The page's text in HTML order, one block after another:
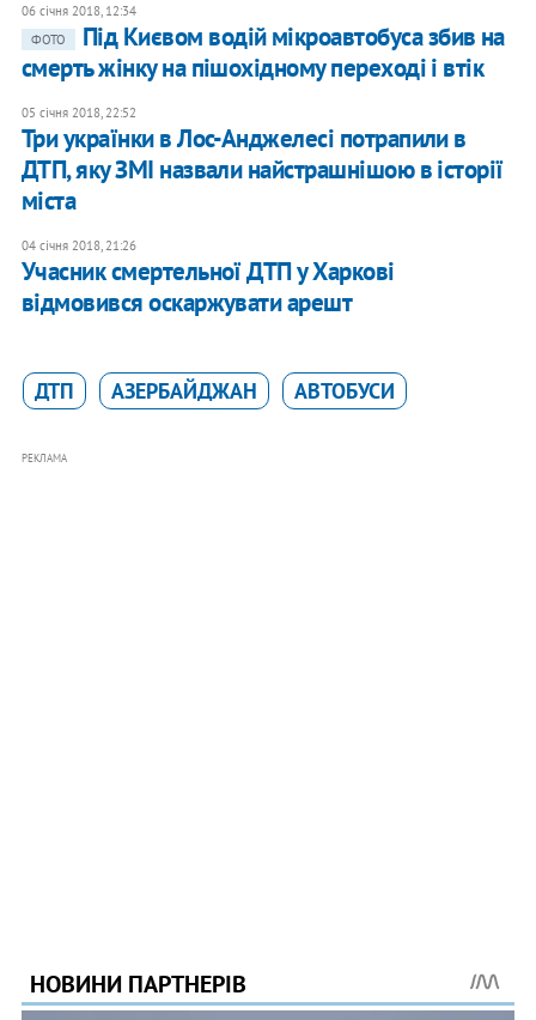
06 січня 2018, 12:34
ФОТО
Під Києвом водій мікроавтобуса збив на
смерть жінку на пішохідному переході і втік
05 січня 2018, 22:52
Три українки в Лос-Анджелесі потрапили в
ДТП, яку ЗМІ назвали найстрашнішою в історії
міста
04 січня 2018, 21:26
Учасник смертельної ДТП у Харкові
відмовився оскаржувати арешт
ДТП АЗЕРБАЙДЖАН АВТОБУСИ
РЕКЛАМА